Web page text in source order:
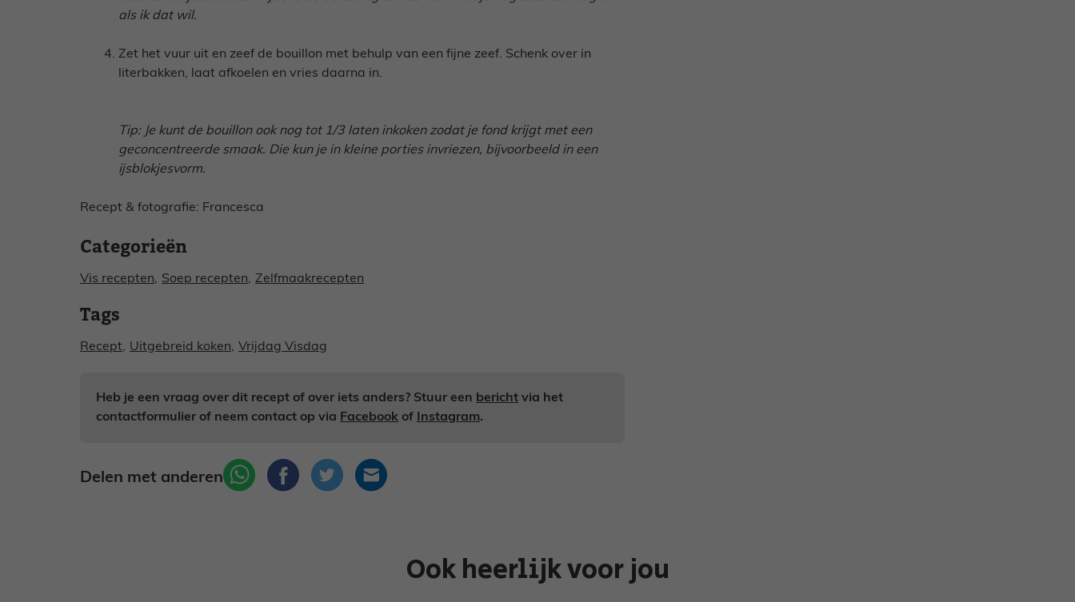
als ik dat wil.
Zet het vuur uit en zeef de bouillon met behulp van een fijne zeef. Schenk over in
literbakken, laat afkoelen en vries daarna in.
Tip: Je kunt de bouillon ook nog tot 1/3 laten inkoken zodat je fond krijgt met een
geconcentreerde smaak. Die kun je in kleine porties invriezen, bijvoorbeeld in een
ijsblokjesvorm.
Recept & fotografie: Francesca
Categorieën
Vis recepten, Soep recepten, Zelfmaakrecepten
Tags
Recept, Uitgebreid koken, Vrijdag Visdag
Heb je een vraag over dit recept of over iets anders? Stuur een bericht via het
contactformulier of neem contact op via Facebook of Instagram.
Delen met anderen
Ook heerlijk voor jou